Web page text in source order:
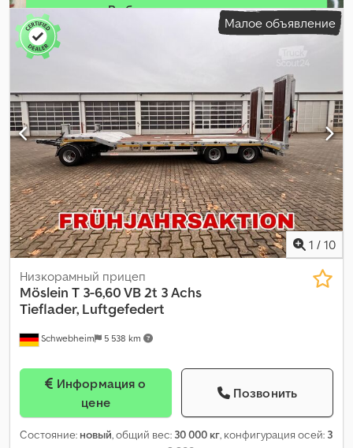
Выбрать пакет дилера
Малое объявление
1 / 10
Schwebheim 5 538 km
Низкорамный прицеп
Möslein T 3-6,60 VB 2t 3 Achs
Tieflader, Luftgefedert
цене
Позвонить
Состояние: новый, общий вес: 30 000 кг, конфигурация осей: 3